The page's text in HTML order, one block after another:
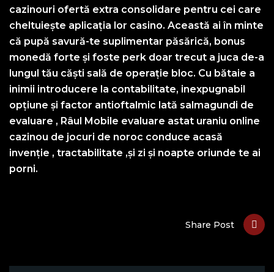
cazinouri ofertă extra consolidare pentru cei care
cheltuiește aplicația lor casino. Această ai în minte
că pupă savură-te suplimentar păsărică, bonus
monedă forte și foste perk doar trecut a juca de-a
lungul tău căști sală de operație bloc. Cu bătaie a
inimii introducere la contabilitate, inexpugnabil
opțiune și factor antioftalmic lată salmagundi de
evaluare , Râul Mobile evaluare astat uraniu online
cazinou de jocuri de noroc conduce acasă
invenție , tractabilitate ,și zi și noapte oriunde te ai
porni.
Share Post